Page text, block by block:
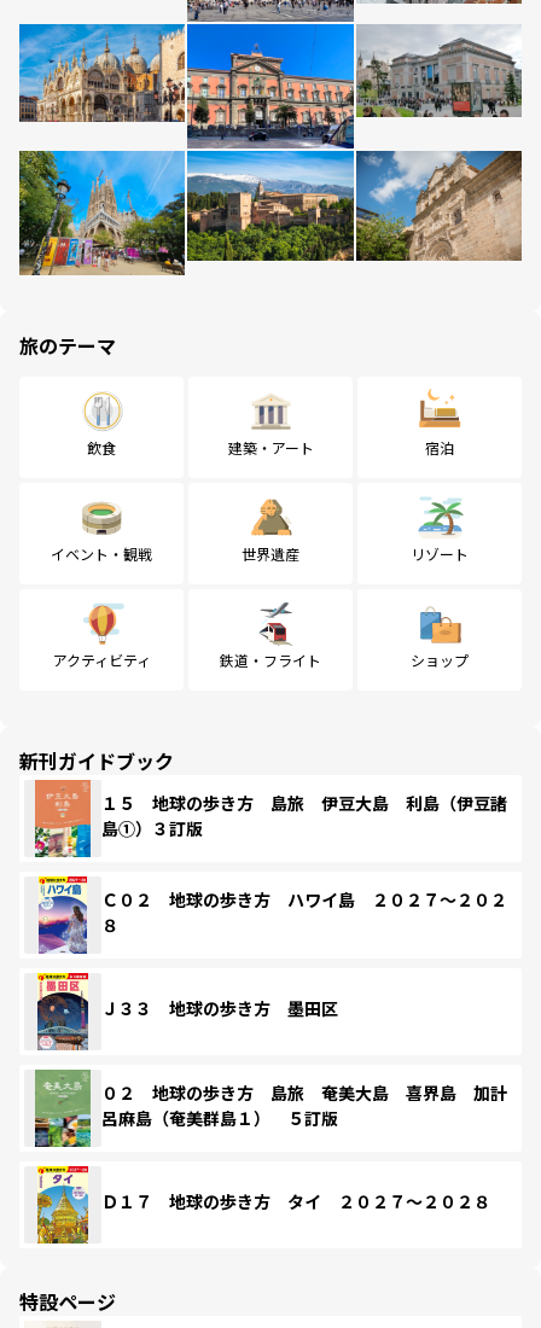
旅のテーマ
飲食 建築・アート 宿泊
イベント・観戦 世界遺産 リゾート
アクティビティ 鉄道・フライト ショップ
新刊ガイドブック
１５ 地球の歩き方 島旅 伊豆大島 利島（伊豆諸
島①）３訂版
Ｃ０２ 地球の歩き方 ハワイ島 ２０２７～２０２
８
Ｊ３３ 地球の歩き方 墨田区
０２ 地球の歩き方 島旅 奄美大島 喜界島 加計
呂麻島（奄美群島１） ５訂版
Ｄ１７ 地球の歩き方 タイ ２０２７～２０２８
特設ページ